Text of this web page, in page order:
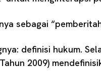
sebagai
definisi hukum.
2009)